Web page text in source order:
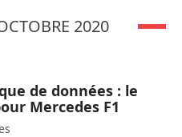
2020
de données : le
Mercedes F1